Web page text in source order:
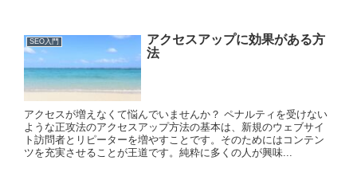
SEO入門
アクセスアップに効果がある方
法
アクセスが増えなくて悩んでいませんか？ ペナルティを受けない
ような正攻法のアクセスアップ方法の基本は、新規のウェブサイ
ト訪問者とリピーターを増やすことです。そのためにはコンテン
ツを充実させることが王道です。純粋に多くの人が興味...